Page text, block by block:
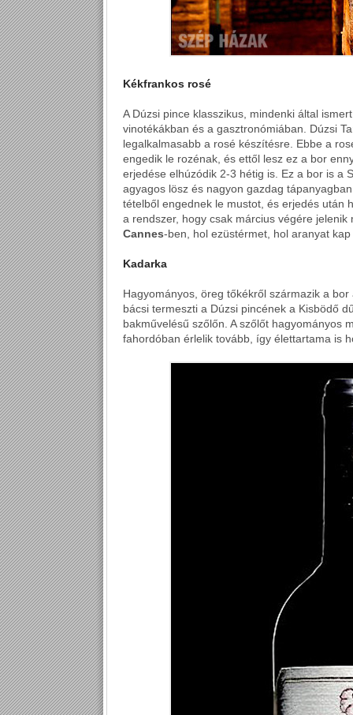
Kékfrankos rosé
A Dúzsi pince klasszikus, mindenki által
vinotékákban és a gasztronómiában. Dúzsi
legalkalmasabb a rosé készítésre. Ebbe a
engedik le rozénak, és ettől lesz ez a bor
erjedése elhúzódik 2-3 hétig is. Ez a bor is a
agyagos lösz és nagyon gazdag
tételből engednek le mustot, és erjedés után
a rendszer, hogy csak március végére
Cannes-ben, hol ezüstérmet, hol aranyat
Kadarka
Hagyományos, öreg tőkékről származik a
bácsi termeszti a Dúzsi pincének a Kisbödő
bakművelésű szőlőn. A szőlőt hagyományos
fahordóban érlelik tovább, így élettartama is